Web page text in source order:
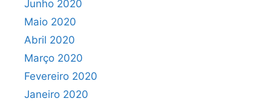
Junho 2020
Maio 2020
Abril 2020
Março 2020
Fevereiro 2020
Janeiro 2020